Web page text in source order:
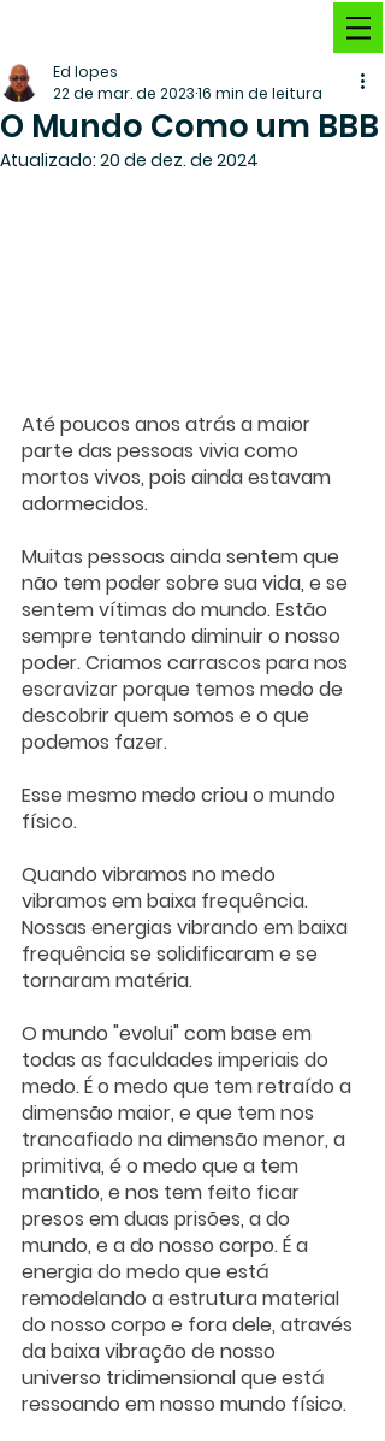
O Mundo Como um BBB
Ed lopes
22 de mar. de 202316 min de leitura
Atualizado: 20 de dez. de 2024
Até poucos anos atrás a maior
parte das pessoas vivia como
mortos vivos, pois ainda estavam
adormecidos.
Muitas pessoas ainda sentem que
não tem poder sobre sua vida, e se
sentem vítimas do mundo. Estão
sempre tentando diminuir o nosso
poder. Criamos carrascos para nos
escravizar porque temos medo de
descobrir quem somos e o que
podemos fazer.
Esse mesmo medo criou o mundo
físico.
Quando vibramos no medo
vibramos em baixa frequência.
Nossas energias vibrando em baixa
frequência se solidificaram e se
tornaram matéria.
O mundo "evolui" com base em
todas as faculdades imperiais do
medo. É o medo que tem retraído a
dimensão maior, e que tem nos
trancafiado na dimensão menor, a
primitiva, é o medo que a tem
mantido, e nos tem feito ficar
presos em duas prisões, a do
mundo, e a do nosso corpo. É a
energia do medo que está
remodelando a estrutura material
do nosso corpo e fora dele, através
da baixa vibração de nosso
universo tridimensional que está
ressoando em nosso mundo físico.